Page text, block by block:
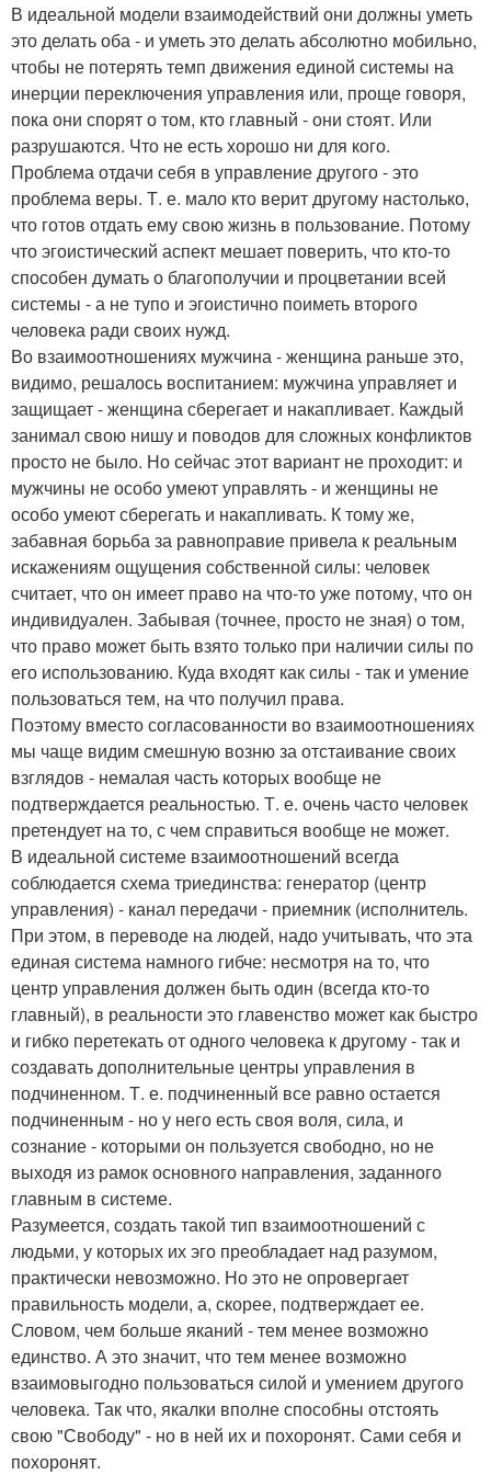
В идеальной модели взаимодействий они должны уметь
это делать оба - и уметь это делать абсолютно мобильно,
чтобы не потерять темп движения единой системы на
инерции переключения управления или, проще говоря,
пока они спорят о том, кто главный - они стоят. Или
разрушаются. Что не есть хорошо ни для кого.
Проблема отдачи себя в управление другого - это
проблема веры. Т. е. мало кто верит другому настолько,
что готов отдать ему свою жизнь в пользование. Потому
что эгоистический аспект мешает поверить, что кто-то
способен думать о благополучии и процветании всей
системы - а не тупо и эгоистично поиметь второго
человека ради своих нужд.
Во взаимоотношениях мужчина - женщина раньше это,
видимо, решалось воспитанием: мужчина управляет и
защищает - женщина сберегает и накапливает. Каждый
занимал свою нишу и поводов для сложных конфликтов
просто не было. Но сейчас этот вариант не проходит: и
мужчины не особо умеют управлять - и женщины не
особо умеют сберегать и накапливать. К тому же,
забавная борьба за равноправие привела к реальным
искажениям ощущения собственной силы: человек
считает, что он имеет право на что-то уже потому, что он
индивидуален. Забывая (точнее, просто не зная) о том,
что право может быть взято только при наличии силы по
его использованию. Куда входят как силы - так и умение
пользоваться тем, на что получил права.
Поэтому вместо согласованности во взаимоотношениях
мы чаще видим смешную возню за отстаивание своих
взглядов - немалая часть которых вообще не
подтверждается реальностью. Т. е. очень часто человек
претендует на то, с чем справиться вообще не может.
В идеальной системе взаимоотношений всегда
соблюдается схема триединства: генератор (центр
управления) - канал передачи - приемник (исполнитель.
При этом, в переводе на людей, надо учитывать, что эта
единая система намного гибче: несмотря на то, что
центр управления должен быть один (всегда кто-то
главный), в реальности это главенство может как быстро
и гибко перетекать от одного человека к другому - так и
создавать дополнительные центры управления в
подчиненном. Т. е. подчиненный все равно остается
подчиненным - но у него есть своя воля, сила, и
сознание - которыми он пользуется свободно, но не
выходя из рамок основного направления, заданного
главным в системе.
Разумеется, создать такой тип взаимоотношений с
людьми, у которых их эго преобладает над разумом,
практически невозможно. Но это не опровергает
правильность модели, а, скорее, подтверждает ее.
Словом, чем больше яканий - тем менее возможно
единство. А это значит, что тем менее возможно
взаимовыгодно пользоваться силой и умением другого
человека. Так что, якалки вполне способны отстоять
свою "Свободу" - но в ней их и похоронят. Сами себя и
похоронят.